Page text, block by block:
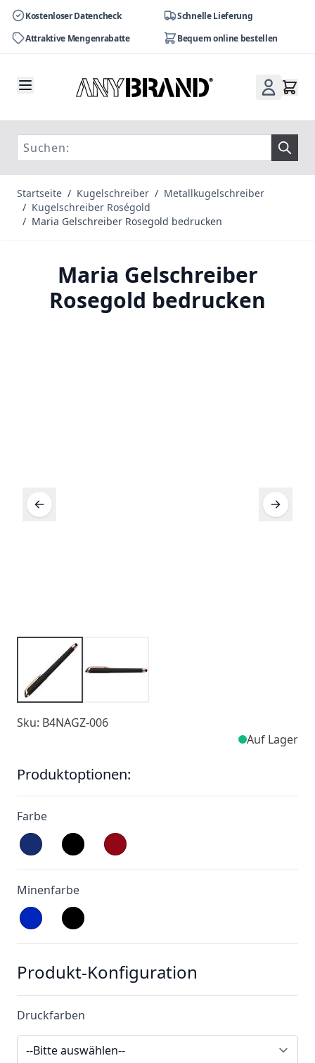
Kostenloser Datencheck
Schnelle Lieferung
Attraktive Mengenrabatte
Bequem online bestellen
Startseite / Kugelschreiber / Metallkugelschreiber
/ Kugelschreiber Roségold
/ Maria Gelschreiber Rosegold bedrucken
Maria Gelschreiber
Rosegold bedrucken
Sku: B4NAGZ-006
Auf Lager
Produktoptionen:
Farbe
Minenfarbe
Produkt-Konfiguration
Druckfarben